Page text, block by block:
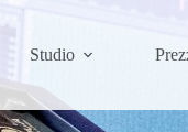
Studio